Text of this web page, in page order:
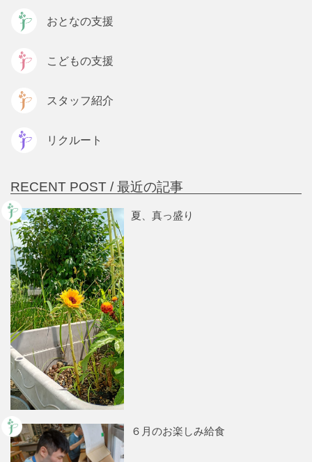
おとなの支援
こどもの支援
スタッフ紹介
リクルート
RECENT POST /最近の記事
夏、真っ盛り
６月のお楽しみ給食